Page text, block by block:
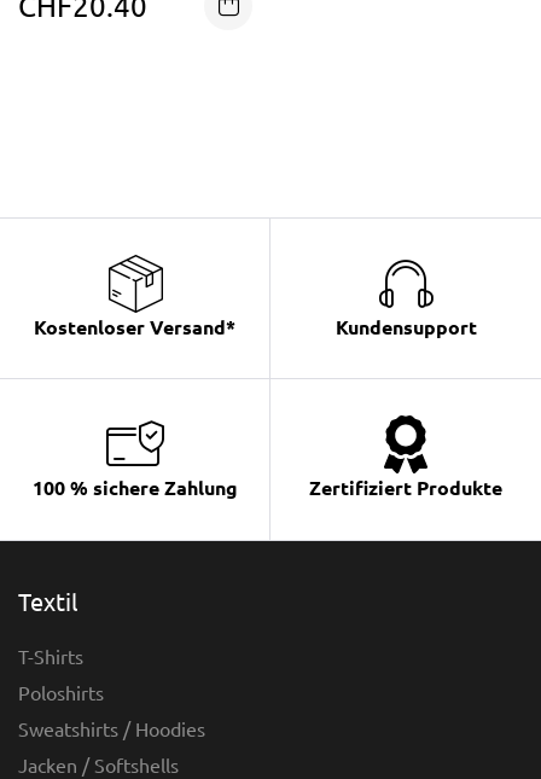
Kostenloser Versand* Kundensupport
100 % sichere Zahlung Zertifiziert Produkte
Textil
T-Shirts
Poloshirts
Sweatshirts / Hoodies
Jacken / Softshells